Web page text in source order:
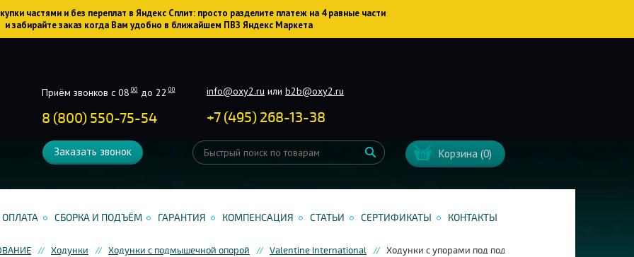
частями и без переплат в Яндекс Сплит: просто разделите платеж на 4 равные части
и забирайте заказ когда Вам удобно в ближайшем ПВЗ Яндекс Маркета
Приём звонков с 08 00до 22 00
8 (800) 550-75-54
info@oxy2.ru илиb2b@oxy2.ru
+7 (495) 268-13-38
Заказать звонок Корзина(0)
ОПЛАТА СБОРКА И ПОДЪЁМ ГАРАНТИЯ КОМПЕНСАЦИЯ СТАТЬИ СЕРТИФИКАТЫ КОНТАКТЫ
Ходунки Ходунки с подмышечной опорой Valentine International Ходунки с упорами под подмышки Valentine 10189